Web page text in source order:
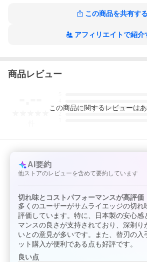
この商品を共有する
アフィリエイトで紹介
商品レビュー
3
この商品に関するレビューは
AI要約
他ストアのレビューを含めて要約しています
切れ味とコストパフォーマンスが高評価
多くのユーザーがサムライエッジの切れ
評価しています。特に、日本製の安心感
マンスの良さが支持されており、深剃り
いとの意見が多いです。また、替刃の入
ット購入が便利である点も好評です。
良い点